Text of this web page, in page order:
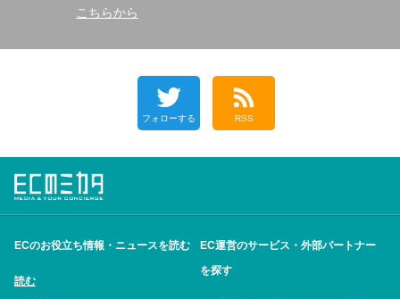
こちらから
フォローする RSS
ECのお役立ち情報・ニュースを読む
読む
EC運営のサービス・外部パートナー
を探す